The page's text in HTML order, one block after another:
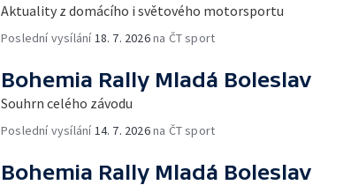
Aktuality z domácího i světového motorsportu
Poslední vysílání 18. 7. 2026na ČT sport
Bohemia Rally Mladá Boleslav
Souhrn celého závodu
Poslední vysílání 14. 7. 2026na ČT sport
Bohemia Rally Mladá Boleslav